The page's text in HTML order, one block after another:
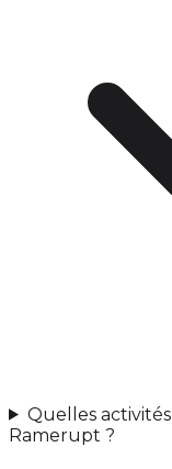
Quelles
Ramerupt ?